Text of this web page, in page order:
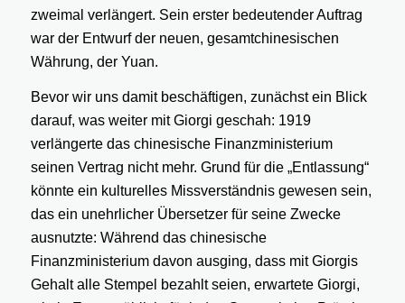
zweimal verlängert. Sein erster bedeutender Auftrag
war der Entwurf der neuen, gesamtchinesischen
Währung, der Yuan.
Bevor wir uns damit beschäftigen, zunächst ein Blick
darauf, was weiter mit Giorgi geschah: 1919
verlängerte das chinesische Finanzministerium
seinen Vertrag nicht mehr. Grund für die „Entlassung“
könnte ein kulturelles Missverständnis gewesen sein,
das ein unehrlicher Übersetzer für seine Zwecke
ausnutzte: Während das chinesische
Finanzministerium davon ausging, dass mit Giorgis
Gehalt alle Stempel bezahlt seien, erwartete Giorgi,